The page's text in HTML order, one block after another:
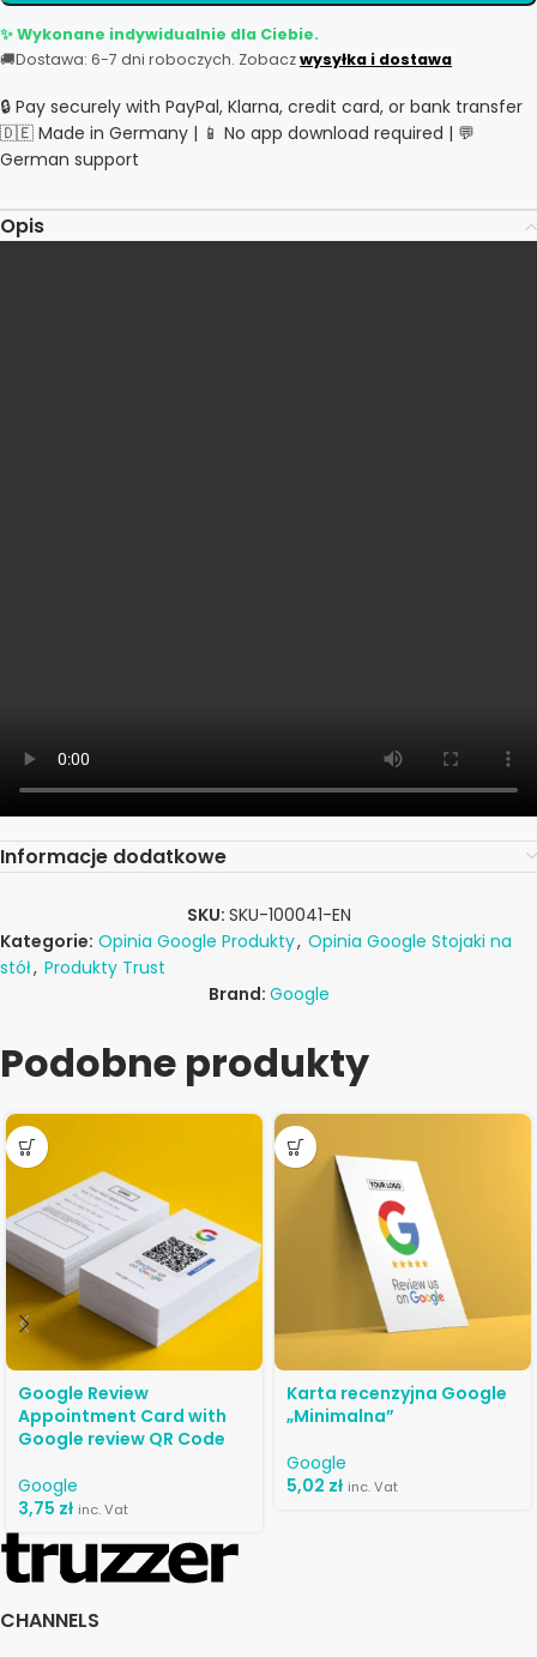
✨ Wykonane indywidualnie dla Ciebie.
🚚Dostawa: 6-7 dni roboczych. Zobaczwysyłka i dostawa
🔒 Pay securely with PayPal, Klarna, credit card, or bank transfer
🇩🇪 Made in Germany | 📱 No app download required | 💬
German support
Opis
Informacje dodatkowe
SKU: SKU-100041-EN
Kategorie: Opinia Google Produkty, Opinia Google Stojaki na
stół, Produkty Trust
Brand: Google
Podobne produkty
Google Review
Appointment Card with
Google review QR Code
Google
3,75 zł inc. Vat
Karta recenzyjna Google
„Minimalna”
Google
5,02 zł inc. Vat
CHANNELS